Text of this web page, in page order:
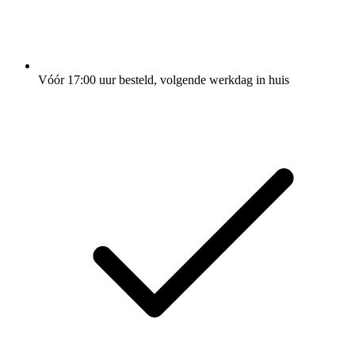
Vóór 17:00 uur besteld, volgende werkdag in huis